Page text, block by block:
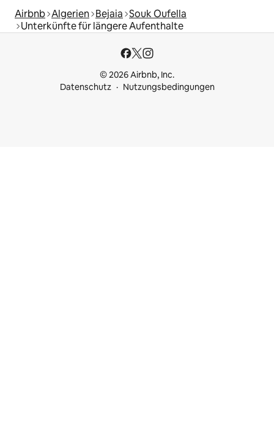
Airbnb Algerien Bejaia Souk Oufella
Unterkünfte für längere Aufenthalte
© 2026 Airbnb, Inc.
Datenschutz
Nutzungsbedingungen